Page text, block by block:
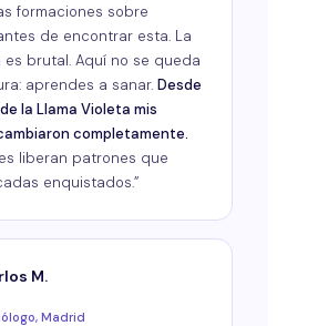
formaciones sobre
de encontrar esta. La
es brutal. Aquí no se queda
aprendes a sanar. Desde
la Llama Violeta mis
completamente.
liberan patrones que
enquistados.”
M.
Madrid